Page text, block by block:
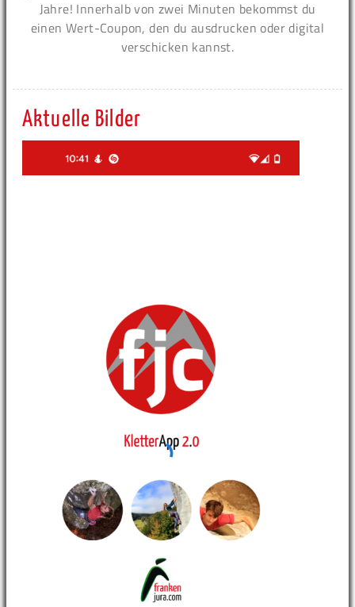
Jahre! Innerhalb von zwei Minuten bekommst du
einen Wert-Coupon, den du ausdrucken oder digital
verschicken kannst.
Aktuelle Bilder